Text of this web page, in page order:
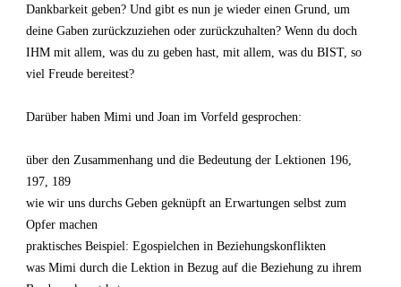
Dankbarkeit geben? Und gibt es nun je wieder einen Grund, um
deine Gaben zurückzuziehen oder zurückzuhalten? Wenn du doch
IHM mit allem, was du zu geben hast, mit allem, was du BIST, so
viel Freude bereitest?
Darüber haben Mimi und Joan im Vorfeld gesprochen:
über den Zusammenhang und die Bedeutung der Lektionen 196,
197, 189
wie wir uns durchs Geben geknüpft an Erwartungen selbst zum
Opfer machen
praktisches Beispiel: Egospielchen in Beziehungskonflikten
was Mimi durch die Lektion in Bezug auf die Beziehung zu ihrem